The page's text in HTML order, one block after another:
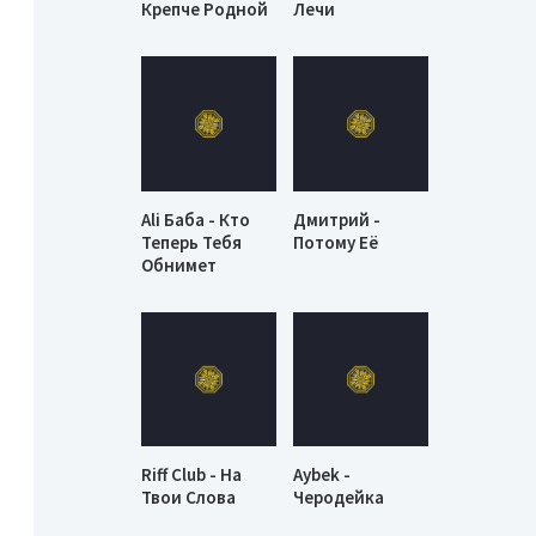
Крепче Родной Лечи
Ali Баба - Кто
Теперь Тебя
Обнимет
Дмитрий -
Потому Её
Riff Club - На
Твои Слова
Aybek -
Черодейка